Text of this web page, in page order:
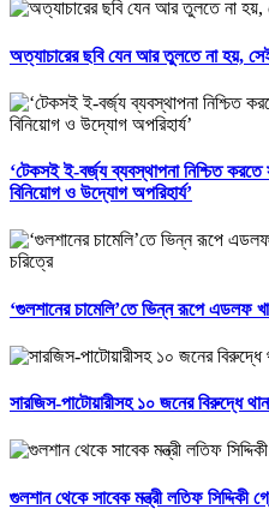
অত্যাচারের ছবি যেন আর তুলতে না হয়,
‘টেকসই ই-বর্জ্য ব্যবস্থাপনা নিশ্চিত করতে
বিনিয়োগ ও উদ্যোগ অপরিহার্য’
‘গুলশানের চামেলি’তে ভিন্ন রূপে এডলফ
সারজিস-পাটোয়ারীসহ ১০ জনের বিরুদ্ধে
গুলশান থেকে সাবেক মন্ত্রী লতিফ সিদ্দিকী